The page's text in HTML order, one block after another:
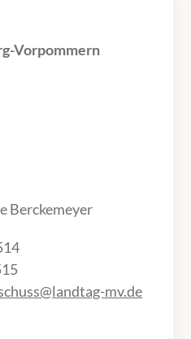
Vorpommern
Berckemeyer
mv.de